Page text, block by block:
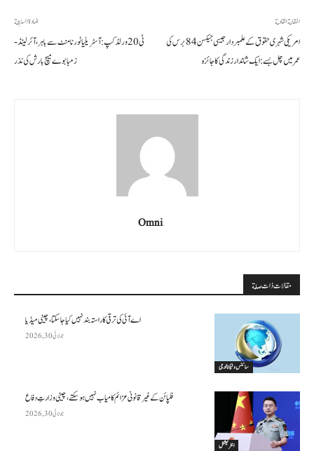
المادة السابقة
ٹی 20 ورلڈ کپ: آسٹریلیا ٹورنامنٹ سے باہر، آئرلینڈ-
زمبابوے میچ بارش کی نذر
المقالة القادمة
امریکی شہری حقوق کے علمبردار جیسی جیکسن 84 برس کی
عمر میں چل بسے: ایک شاندار زندگی کا جائزہ
Omni
مقالات ذات صلة
سائنس وٹیکنالوجی
اے آئی کی ترقی کا راستہ بند نہیں کیا جا سکتا، چینی میڈیا
جولائی 30, 2026
انٹرنیشنل
فلپائن کے غیر قانونی عزائم کامیاب نہیں ہو سکتے ، چینی وزارتِ دفاع
جولائی 30, 2026